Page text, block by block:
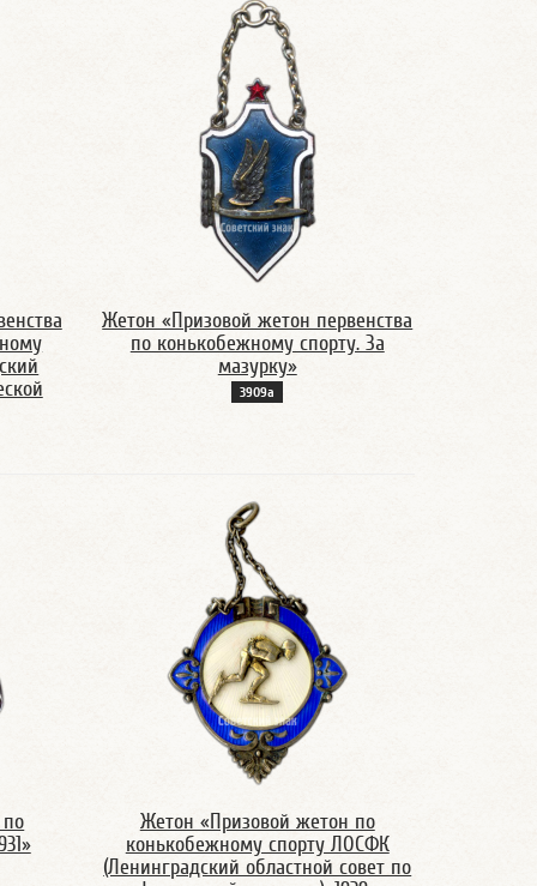
Жетон «Призовой жетон первенства
по конькобежному спорту. За
мазурку»
3909а
Жетон «Призовой жетон по
конькобежному спорту ЛОСФК
(Ленинградский областной совет по